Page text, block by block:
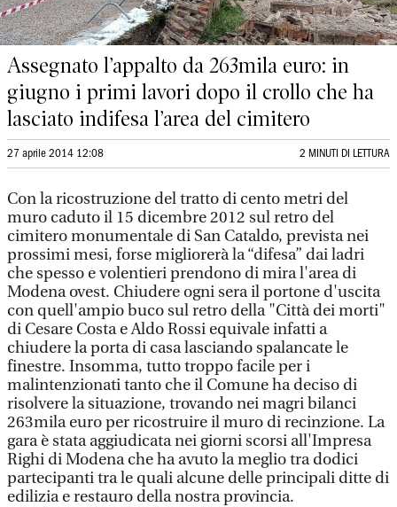
Assegnato l’appalto da 263mila euro: in
giugno i primi lavori dopo il crollo che ha
lasciato indifesa l’area del cimitero
27 aprile 2014 12:08 2 MINUTI DI LETTURA
Con la ricostruzione del tratto di cento metri del
muro caduto il 15 dicembre 2012 sul retro del
cimitero monumentale di San Cataldo, prevista nei
prossimi mesi, forse migliorerà la “difesa” dai ladri
che spesso e volentieri prendono di mira l'area di
Modena ovest. Chiudere ogni sera il portone d'uscita
con quell'ampio buco sul retro della "Città dei morti"
di Cesare Costa e Aldo Rossi equivale infatti a
chiudere la porta di casa lasciando spalancate le
finestre. Insomma, tutto troppo facile per i
malintenzionati tanto che il Comune ha deciso di
risolvere la situazione, trovando nei magri bilanci
263mila euro per ricostruire il muro di recinzione. La
gara è stata aggiudicata nei giorni scorsi all'Impresa
Righi di Modena che ha avuto la meglio tra dodici
partecipanti tra le quali alcune delle principali ditte di
edilizia e restauro della nostra provincia.